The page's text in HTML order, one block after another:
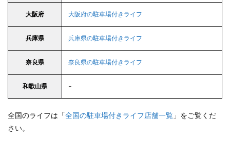
大阪府 大阪府の駐車場付きライフ
兵庫県 兵庫県の駐車場付きライフ
奈良県 奈良県の駐車場付きライフ
和歌山県 –
全国のライフは「全国の駐車場付きライフ店舗一覧 」をご覧くだ
さい。